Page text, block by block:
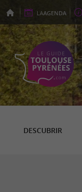
LAAGENDA
DESCUBRIR